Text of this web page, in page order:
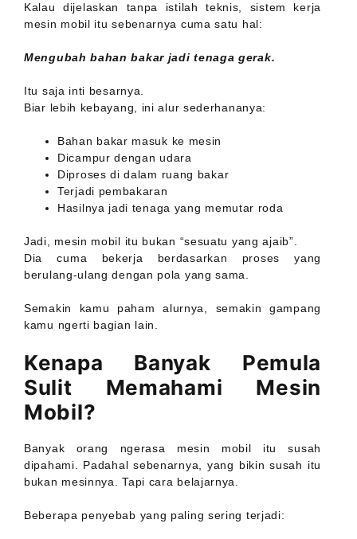
Kalau dijelaskan tanpa istilah teknis, sistem kerja
mesin mobil itu sebenarnya cuma satu hal:
Mengubah bahan bakar jadi tenaga gerak.
Itu saja inti besarnya.
Biar lebih kebayang, ini alur sederhananya:
Bahan bakar masuk ke mesin
Dicampur dengan udara
Diproses di dalam ruang bakar
Terjadi pembakaran
Hasilnya jadi tenaga yang memutar roda
Jadi, mesin mobil itu bukan “sesuatu yang ajaib”.
Dia cuma bekerja berdasarkan proses yang
berulang-ulang dengan pola yang sama.
Semakin kamu paham alurnya, semakin gampang
kamu ngerti bagian lain.
Kenapa Banyak Pemula
Sulit Memahami Mesin
Mobil?
Banyak orang ngerasa mesin mobil itu susah
dipahami. Padahal sebenarnya, yang bikin susah itu
bukan mesinnya. Tapi cara belajarnya.
Beberapa penyebab yang paling sering terjadi: